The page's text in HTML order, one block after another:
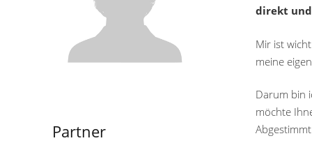
Partner
direkt
Mir ist
meine
Darum bin
möchte